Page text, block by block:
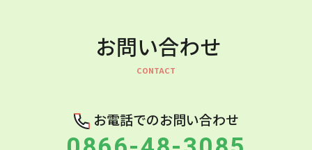
お問い合わせ
お電話でのお問い合わせ